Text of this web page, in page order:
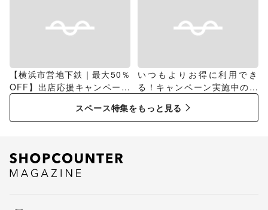
【横浜市営地下鉄｜最大50％
OFF】出店応援キャンペーン
特集
いつもよりお得に利用でき
る！キャンペーン実施中のス
スペース特集をもっと見る